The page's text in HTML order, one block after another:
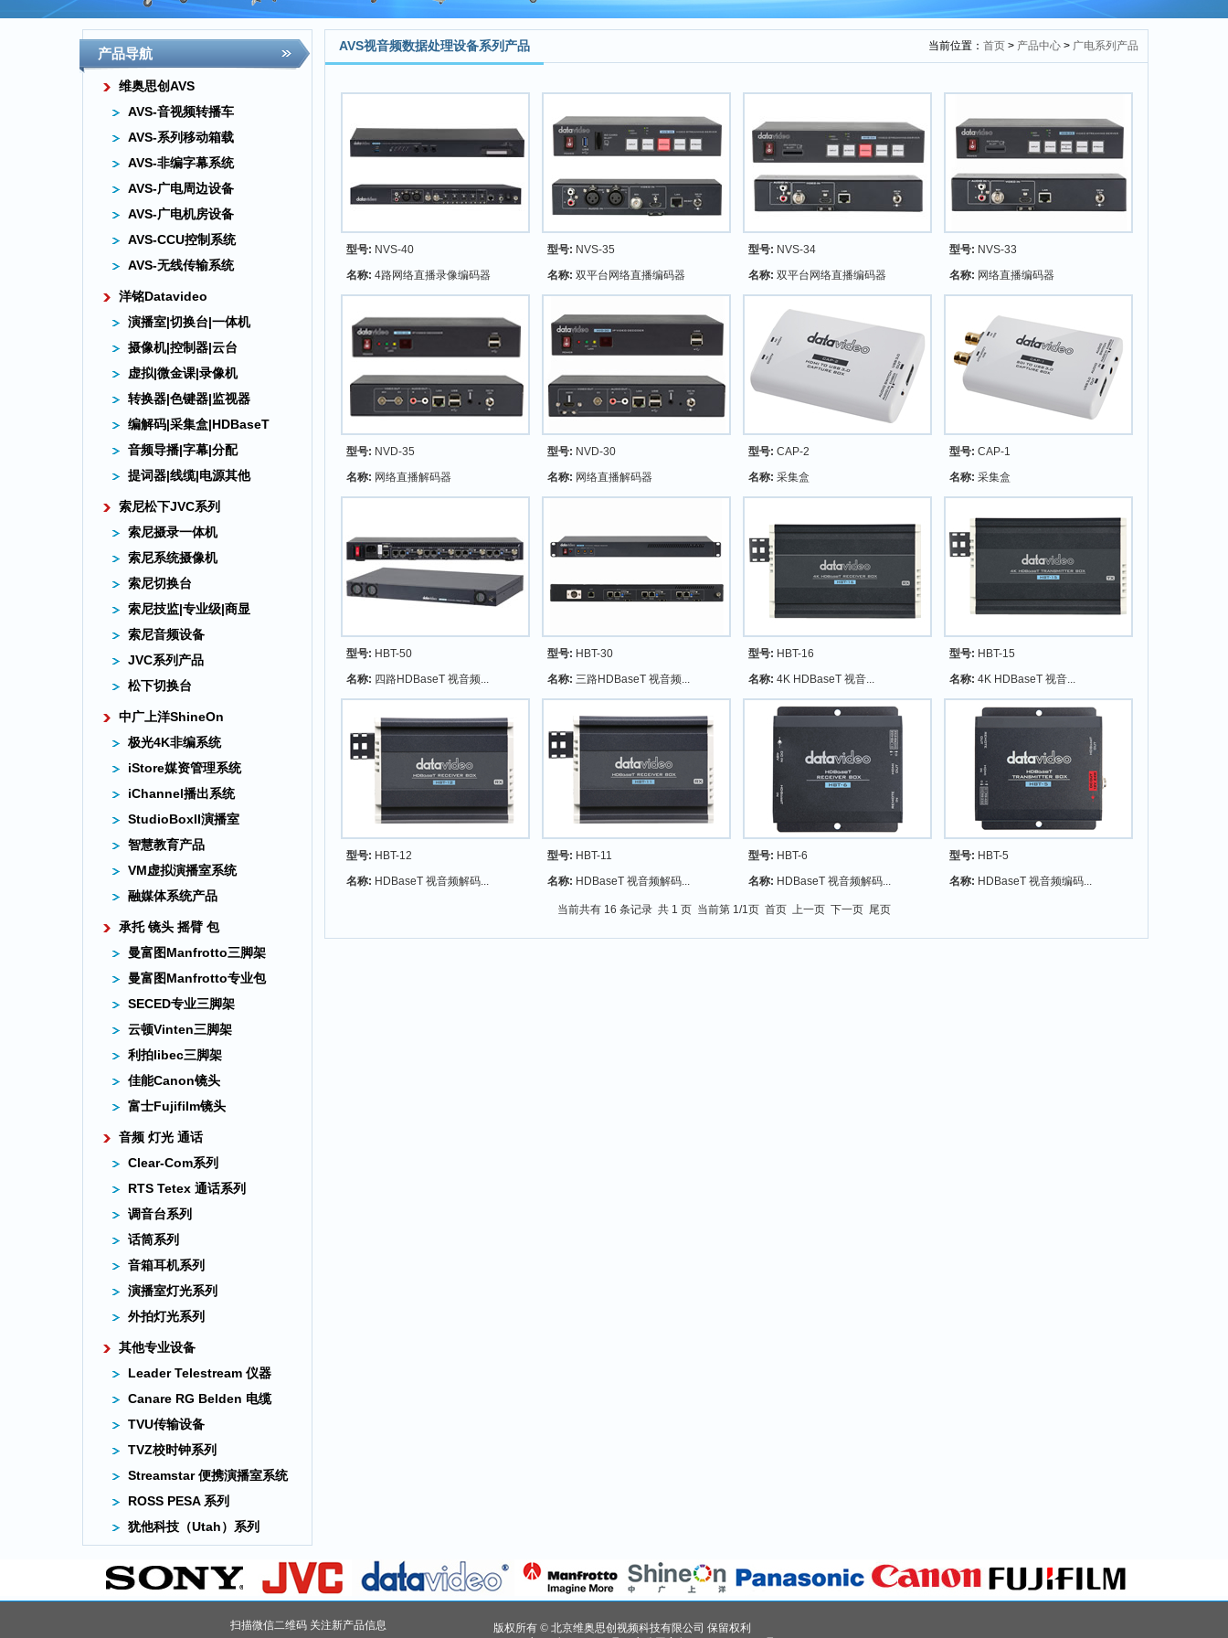
产品导航
维奥思创AVS
AVS-音视频转播车
AVS-系列移动箱载
AVS-非编字幕系统
AVS-广电周边设备
AVS-广电机房设备
AVS-CCU控制系统
AVS-无线传输系统
洋铭Datavideo
演播室|切换台|一体机
摄像机|控制器|云台
虚拟|微金课|录像机
转换器|色键器|监视器
编解码|采集盒|HDBaseT
音频导播|字幕|分配
提词器|线缆|电源其他
索尼松下JVC系列
索尼摄录一体机
索尼系统摄像机
索尼切换台
索尼技监|专业级|商显
索尼音频设备
JVC系列产品
松下切换台
中广上洋ShineOn
极光4K非编系统
iStore媒资管理系统
iChannel播出系统
StudioBoxII演播室
智慧教育产品
VM虚拟演播室系统
融媒体系统产品
承托 镜头 摇臂 包
曼富图Manfrotto三脚架
曼富图Manfrotto专业包
SECED专业三脚架
云顿Vinten三脚架
利拍libec三脚架
佳能Canon镜头
富士Fujifilm镜头
音频 灯光 通话
Clear-Com系列
RTS Tetex 通话系列
调音台系列
话筒系列
音箱耳机系列
演播室灯光系列
外拍灯光系列
其他专业设备
Leader Telestream 仪器
Canare RG Belden 电缆
TVU传输设备
TVZ校时钟系列
Streamstar 便携演播室系统
ROSS PESA 系列
犹他科技（Utah）系列
当前位置： 首页 > 产品中心 > 广电系列产品
AVS视音频数据处理设备系列产品
型号: NVS-40
名称: 4路网络直播录像编码器
型号: NVS-35
名称: 双平台网络直播编码器
型号: NVS-34
名称: 双平台网络直播编码器
型号: NVS-33
名称: 网络直播编码器
型号: NVD-35
名称: 网络直播解码器
型号: NVD-30
名称: 网络直播解码器
型号: CAP-2
名称: 采集盒
型号: CAP-1
名称: 采集盒
型号: HBT-50
名称: 四路HDBaseT 视音频...
型号: HBT-30
名称: 三路HDBaseT 视音频...
型号: HBT-16
名称: 4K HDBaseT 视音...
型号: HBT-15
名称: 4K HDBaseT 视音...
型号: HBT-12
名称: HDBaseT 视音频解码...
型号: HBT-11
名称: HDBaseT 视音频解码...
型号: HBT-6
名称: HDBaseT 视音频解码...
型号: HBT-5
名称: HDBaseT 视音频编码...
当前共有 16 条记录 共 1 页 当前第 1/1页 首页 上一页 下一页 尾页
扫描微信二维码 关注新产品信息
版权所有 © 北京维奥思创视频科技有限公司 保留权利